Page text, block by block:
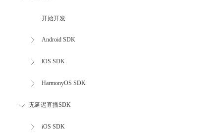
开始开发
Android SDK
iOS SDK
HarmonyOS SDK
无延迟直播SDK
iOS SDK